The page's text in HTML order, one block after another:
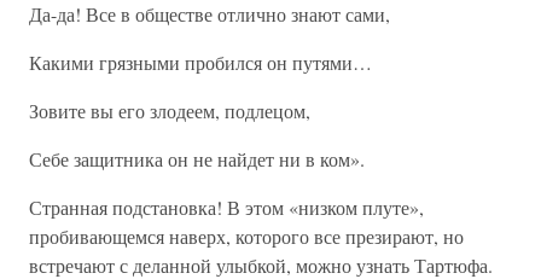
Да-да! Все в обществе отлично знают сами,
Какими грязными пробился он путями…
Зовите вы его злодеем, подлецом,
Себе защитника он не найдет ни в ком».
Странная подстановка! В этом «низком плуте»,
пробивающемся наверх, которого все презирают, но
встречают с деланной улыбкой, можно узнать Тартюфа.